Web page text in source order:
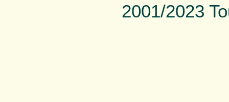
2001/2023